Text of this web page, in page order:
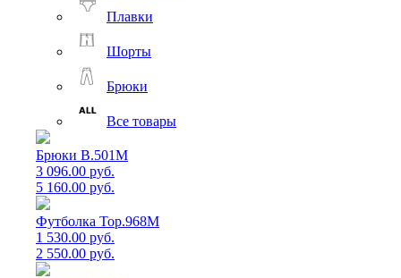
Плавки
Шорты
Брюки
Все товары
Брюки B.501M
3 096.00 руб.
5 160.00 руб.
Футболка Top.968M
1 530.00 руб.
2 550.00 руб.